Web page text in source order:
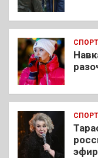
СПОРТ
СПОРТ